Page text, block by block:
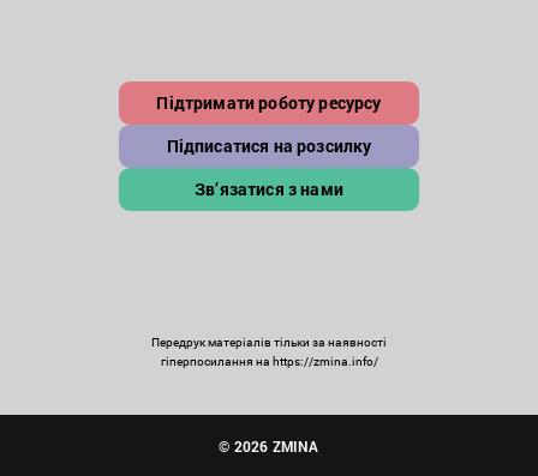
Підтримати роботу ресурсу
Підписатися на розсилку
Зв’язатися з нами
Передрук матеріалів тільки за наявності
гіперпосилання на https://zmina.info/
© 2026 ZMINA